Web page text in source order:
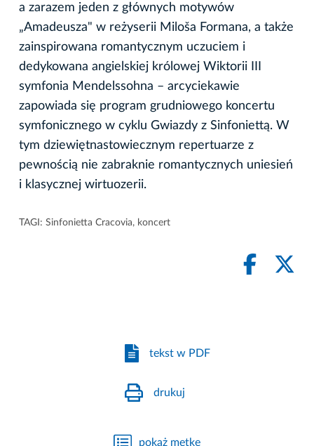
a zarazem jeden z głównych motywów
„Amadeusza" w reżyserii Miloša Formana, a także
zainspirowana romantycznym uczuciem i
dedykowana angielskiej królowej Wiktorii III
symfonia Mendelssohna – arcyciekawie
zapowiada się program grudniowego koncertu
symfonicznego w cyklu Gwiazdy z Sinfoniettą. W
tym dziewiętnastowiecznym repertuarze z
pewnością nie zabraknie romantycznych uniesień
i klasycznej wirtuozerii.
TAGI: Sinfonietta Cracovia, koncert
tekst w PDF
drukuj
pokaż metkę